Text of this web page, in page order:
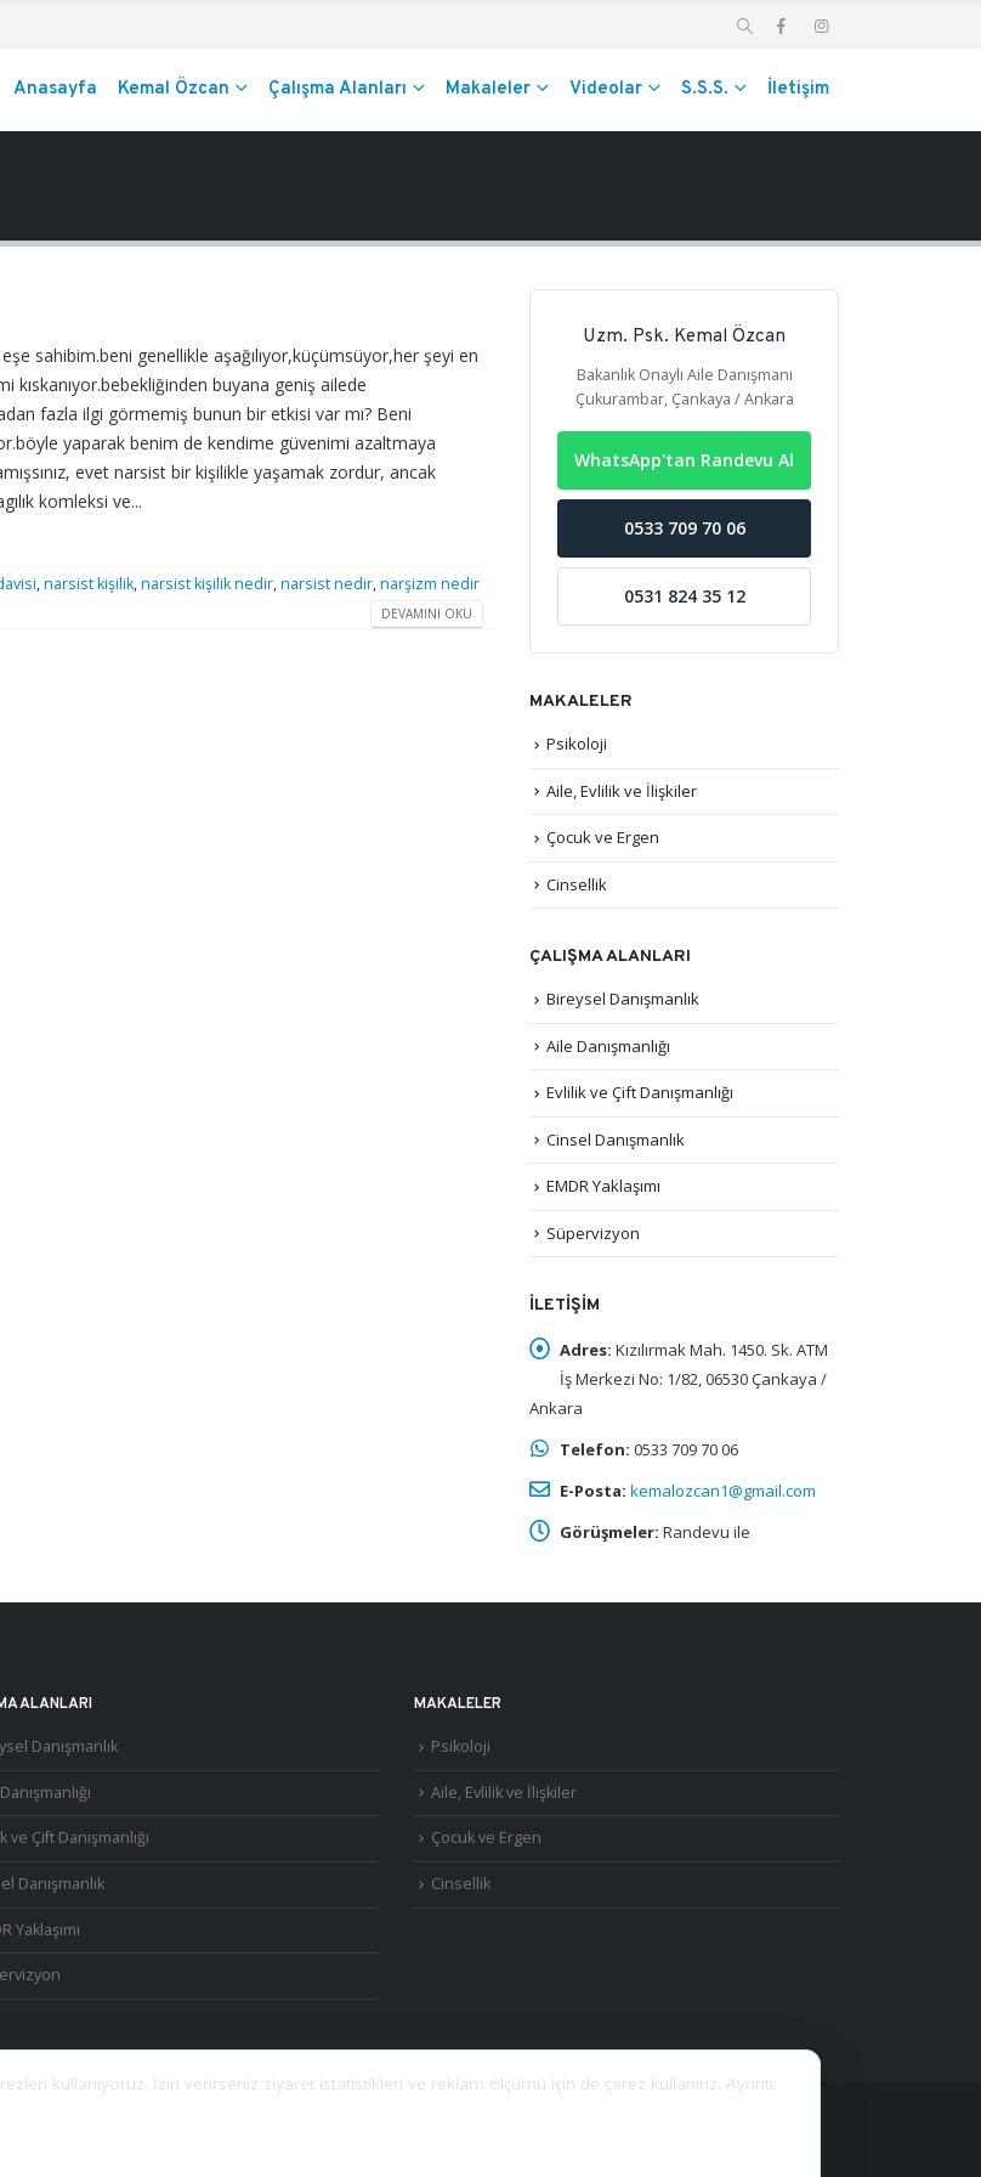
Anasayfa Kemal Özcan Çalışma Alanları Makaleler Videolar S.S.S. İletişim
sahibim.beni genellikle aşağılıyor,küçümsüyor,her şeyi en
buyana geniş ailede
fazla ilgi görmemiş bunun bir etkisi var mı? Beni
yaparak benim de kendime güvenimi azaltmaya
evet narsist bir kişilikle yaşamak zordur, ancak
komleksi ve...
,narsist kişilik,narsist kişilik nedir,narsist nedir,narşizm nedir
DEVAMINI OKU
Uzm. Psk. Kemal Özcan
Bakanlık Onaylı Aile Danışmanı
Çukurambar, Çankaya / Ankara
WhatsApp'tan Randevu Al
0533 709 70 06
0531 824 35 12
MAKALELER
Psikoloji
Aile, Evlilik ve İlişkiler
Çocuk ve Ergen
Cinsellik
ÇALIŞMA ALANLARI
Bireysel Danışmanlık
Aile Danışmanlığı
Evlilik ve Çift Danışmanlığı
Cinsel Danışmanlık
EMDR Yaklaşımı
Süpervizyon
İLETIŞIM
Adres: Kızılırmak Mah. 1450. Sk. ATM
İş Merkezi No: 1/82, 06530 Çankaya /
Ankara
Telefon: 0533 709 70 06
E-Posta: kemalozcan1@gmail.com
Görüşmeler: Randevu ile
ALANLARI
Danışmanlık
ve Çift Danışmanlığı
Danışmanlık
Yaklaşımı
MAKALELER
Psikoloji
Aile, Evlilik ve İlişkiler
Çocuk ve Ergen
Cinsellik
kullanıyoruz. İzin verirseniz ziyaret istatistikleri ve reklam ölçümü için de çerez kullanırız. Ayrıntı: